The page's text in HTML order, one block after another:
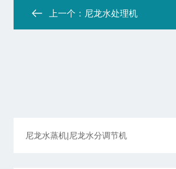
上一个： 尼龙水处理机